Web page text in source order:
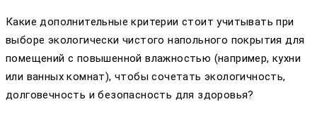
Какие дополнительные критерии стоит учитывать при
выборе экологически чистого напольного покрытия для
помещений с повышенной влажностью (например, кухни
или ванных комнат), чтобы сочетать экологичность,
долговечность и безопасность для здоровья?